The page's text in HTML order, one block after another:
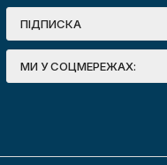
ПІДПИСКА
МИ У СОЦМЕРЕЖАХ: